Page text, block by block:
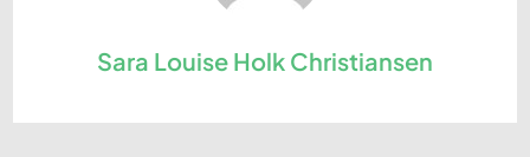
Sara Louise Holk Christiansen